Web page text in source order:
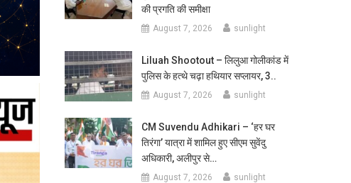
की प्रगति की समीक्षा
August 7, 2026 sunlight
Liluah Shootout – लिलुआ गोलीकांड में
पुलिस के हत्थे चढ़ा हथियार सप्लायर, 3..
August 7, 2026 sunlight
CM Suvendu Adhikari – ‘हर घर
तिरंगा’ यात्रा में शामिल हुए सीएम सुवेंदु
अधिकारी, अलीपुर से…
August 7, 2026 sunlight